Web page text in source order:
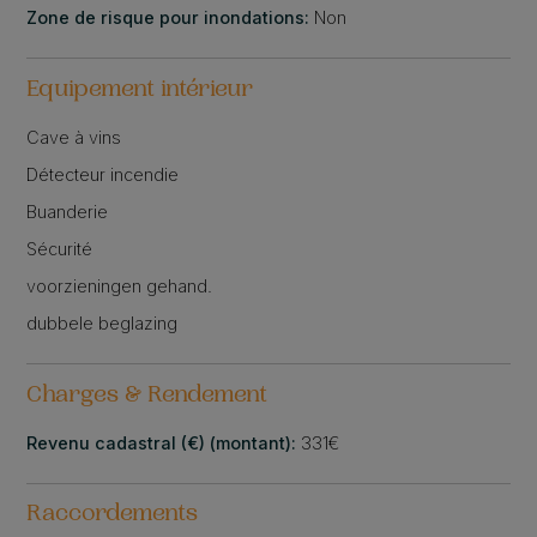
Zone de risque pour inondations: Non
Equipement intérieur
Cave à vins
Détecteur incendie
Buanderie
Sécurité
voorzieningen gehand.
dubbele beglazing
Charges & Rendement
Revenu cadastral (€) (montant): 331€
Raccordements